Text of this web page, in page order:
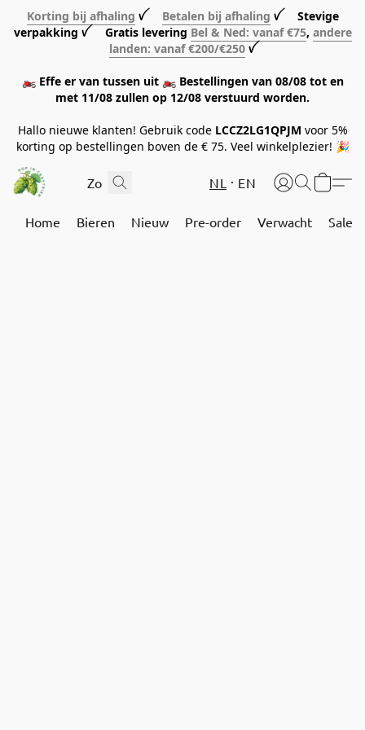
Korting bij afhaling ꪜ Betalen bij afhaling ꪜ Stevige
verpakking ꪜ Gratis levering Bel & Ned: vanaf €75, andere
landen: vanaf €200/€250 ꪜ
🏍️ Effe er van tussen uit 🏍️ Bestellingen van 08/08 tot en
met 11/08 zullen op 12/08 verstuurd worden.
Hallo nieuwe klanten! Gebruik code LCCZ2LG1QPJM voor 5%
korting op bestellingen boven de € 75. Veel winkelplezier! 🎉
NL EN
Home Bieren Nieuw Pre-order Verwacht Sale